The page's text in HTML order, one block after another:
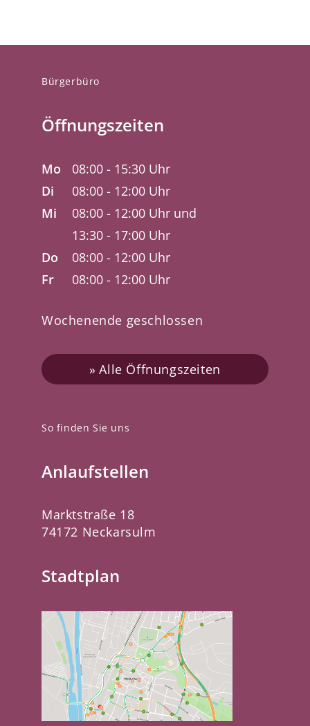
So finden Sie uns
Anlaufstellen
Marktstraße 18
74172 Neckarsulm
Stadtplan
Bürgerbüro
Öffnungszeiten
Mo
08:00 - 15:30 Uhr
Di
08:00 - 12:00 Uhr
Mi
08:00 - 12:00 Uhr und
13:30 - 17:00 Uhr
Do
08:00 - 12:00 Uhr
Fr
08:00 - 12:00 Uhr
Wochenende geschlossen
Alle Öffnungszeiten